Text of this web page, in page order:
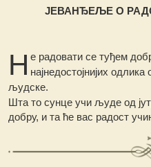
ЈЕВАНЂЕЉЕ О
Н е радовати се туђем
најнедостојнијих
људске.
Шта то сунце учи људе од
добру, и та ће вас радост